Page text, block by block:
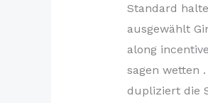
Standard
ausgewählt
along
sagen wetten
dupliziert die